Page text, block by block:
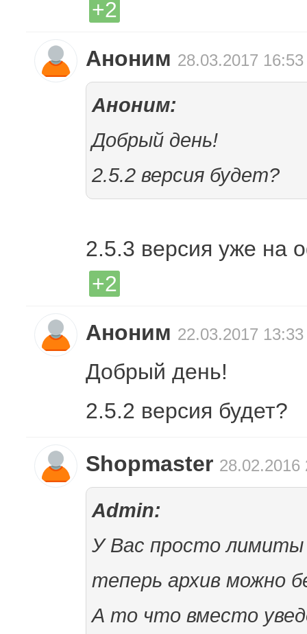
+2
Аноним 28.03.2017 16:53
Аноним:
Добрый день!
2.5.2 версия будет?
2.5.3 версия уже на
+2
Аноним 22.03.2017 13:33
Добрый день!
2.5.2 версия будет?
Shopmaster 28.02.2016
Admin:
У Вас просто лимиты
теперь архив можно
А то что вместо